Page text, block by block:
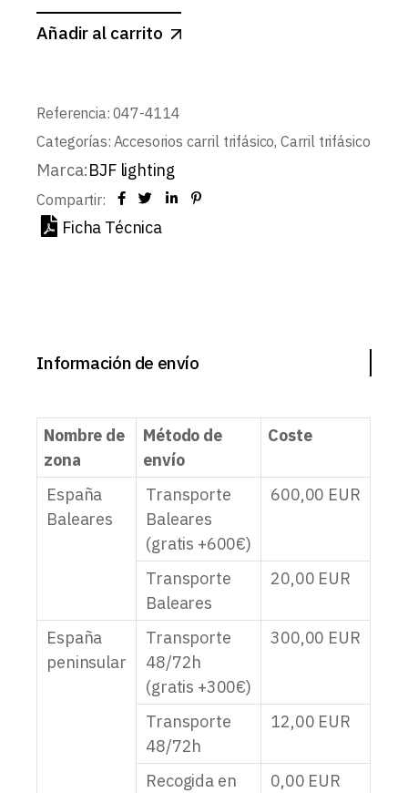
Añadir al carrito
Referencia: 047-4114
Categorías: Accesorios carril trifásico, Carril trifásico
Marca:BJF lighting
Compartir:
Ficha Técnica
Información de envío
Nombre de
zona
Método de
envío
Coste
España
Baleares
Transporte
Baleares
(gratis +600€)
600,00 EUR
Transporte
Baleares
20,00 EUR
España
peninsular
Transporte
48/72h
(gratis +300€)
300,00 EUR
Transporte
48/72h
12,00 EUR
Recogida en
0,00 EUR